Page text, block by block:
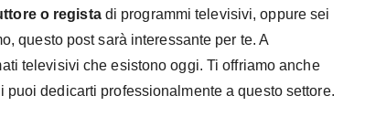
o registadi programmi televisivi, oppure sei
questo post sarà interessante per te. A
televisivi che esistono oggi. Ti offriamo anche
dedicarti professionalmente a questo settore.